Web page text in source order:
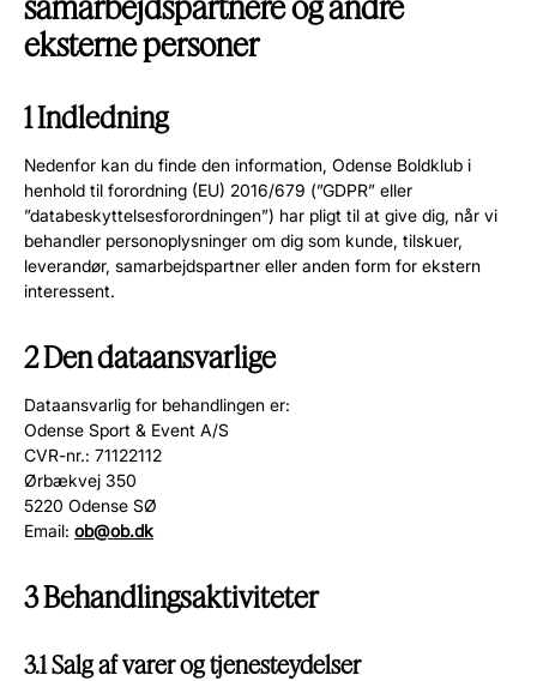
eksterne personer
1 Indledning
Nedenfor kan du finde den information, Odense Boldklub i
henhold til forordning (EU) 2016/679 (”GDPR” eller
”databeskyttelsesforordningen”) har pligt til at give dig, når vi
behandler personoplysninger om dig som kunde, tilskuer,
leverandør, samarbejdspartner eller anden form for ekstern
interessent.
2 Den dataansvarlige
Dataansvarlig for behandlingen er:
Odense Sport & Event A/S
CVR-nr.: 71122112
Ørbækvej 350
5220 Odense SØ
Email: ob@ob.dk
3 Behandlingsaktiviteter
3.1 Salg af varer og tjenesteydelser